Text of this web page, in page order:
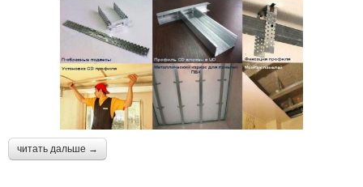
читать дальше →